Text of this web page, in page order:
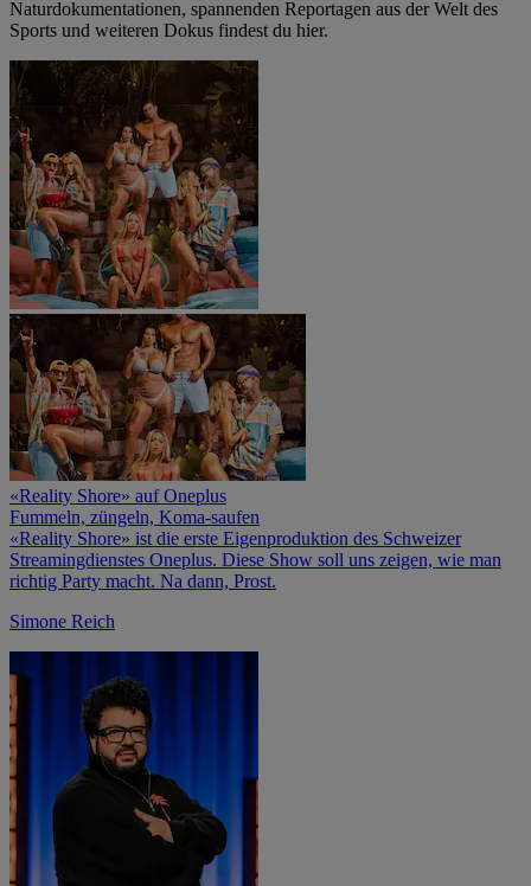
Naturdokumentationen, spannenden Reportagen aus der Welt des
Sports und weiteren Dokus findest du hier.
«Reality Shore» auf Oneplus
Fummeln, züngeln, Koma-saufen
«Reality Shore» ist die erste Eigenproduktion des Schweizer
Streamingdienstes Oneplus. Diese Show soll uns zeigen, wie man
richtig Party macht. Na dann, Prost.
Simone Reich